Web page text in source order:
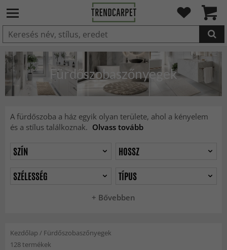
HOZZÁADVA
Fürdőszobaszőnyegek
A fürdőszoba a ház egyik olyan területe, ahol a kényelem
és a stílus találkoznak. Olvass tovább
+ Bővebben
SZÍN
HOSSZ
SZÉLESSÉG
TÍPUS
Kezdőlap / Fürdőszobaszőnyegek
128 termékek